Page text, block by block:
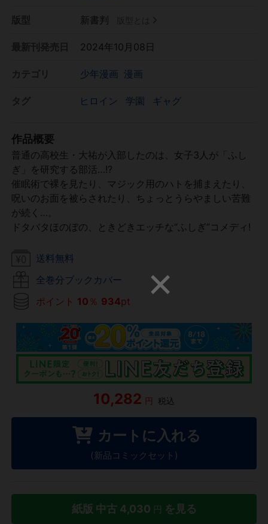
新書判
2024年10月08日
少年漫画 漫画
ヒロイン 学園 ギャグ
作品概要
普通の高校生・大祐が入部したのは、女子3人が「ふし
ぎ」を研究する部活…!?
催眠術で裸を見たり、マジック用のハトを捕まえたり、
呪いのお面を被らされたり、ちょっとうらやましい苦難
が続く…。
ドタバタほのぼの、ときどきエッチな“ふしぎ”コメディ!
送料無料
全巻分ブックカバー
ポイント 10 ％ 934pt
10,282 円 税込
カートに入れる
(新品コミックセット)
紙版 中古 4,030 円 を見る